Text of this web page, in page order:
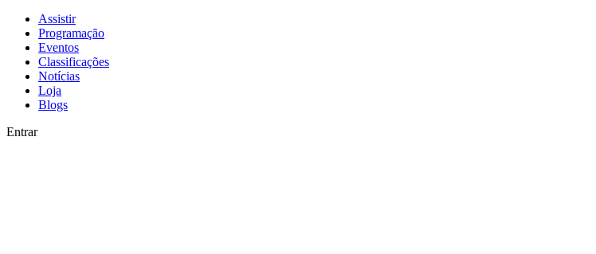
Assistir
Programação
Eventos
Classificações
Notícias
Loja
Blogs
Entrar